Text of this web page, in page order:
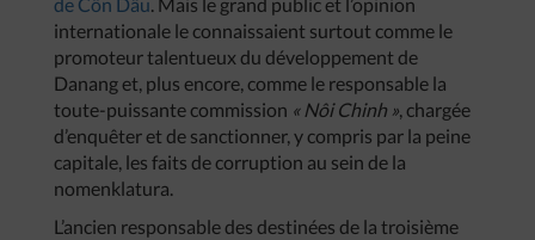
internationale le connaissaient surtout comme le
promoteur talentueux du développement de
Danang et, plus encore, comme le responsable la
toute-puissante commission « Nôi Chinh », chargée
d’enquêter et de sanctionner, y compris par la peine
capitale, les faits de corruption au sein de la
nomenklatura.
L’ancien responsable des destinées de la troisième